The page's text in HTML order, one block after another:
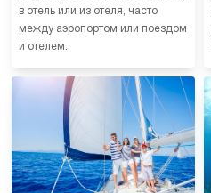
в отель или из отеля, часто
между аэропортом или поездом
и отелем.